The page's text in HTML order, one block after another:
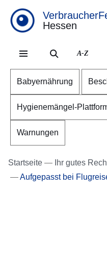
Hessen
A-Z
Babyernährung
Hygienemängel-
Warnungen
Startseite Ihr gutes
Aufgepasst bei